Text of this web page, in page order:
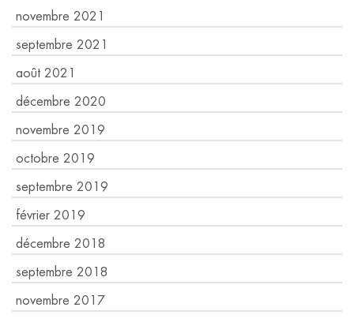
novembre 2021
septembre 2021
août 2021
décembre 2020
novembre 2019
octobre 2019
septembre 2019
février 2019
décembre 2018
septembre 2018
novembre 2017